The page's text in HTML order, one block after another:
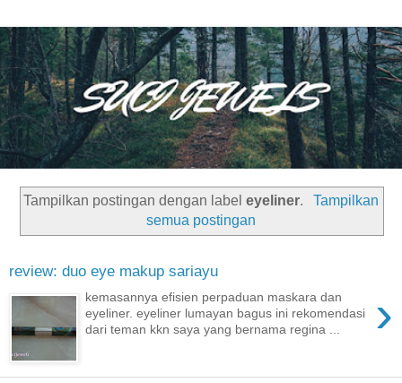
Tampilkan postingan dengan labeleyeliner.
Tampilkan
semua postingan
review: duo eye makup sariayu
›
kemasannya efisien perpaduan maskara dan
eyeliner. eyeliner lumayan bagus ini rekomendasi
dari teman kkn saya yang bernama regina ...